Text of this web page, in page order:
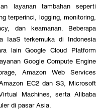
layanan tambahan seperti
terperinci, logging, monitoring,
dan keamanan. Beberapa
IaaS terkemuka di Indonesia
lain Google Cloud Platform
Google Compute Engine
Amazon Web Services
EC2 dan S3, Microsoft
Machines, serta Alibaba
di pasar Asia.